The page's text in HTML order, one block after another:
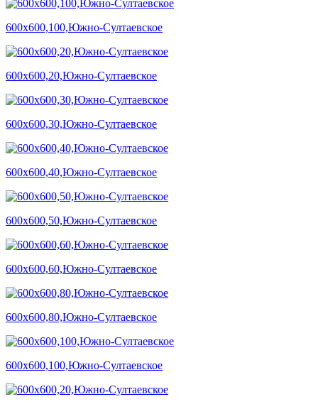
600х600,100,Южно-Султаевское
600х600,20,Южно-Султаевское
600х600,30,Южно-Султаевское
600х600,40,Южно-Султаевское
600х600,50,Южно-Султаевское
600х600,60,Южно-Султаевское
600х600,80,Южно-Султаевское
600х600,100,Южно-Султаевское